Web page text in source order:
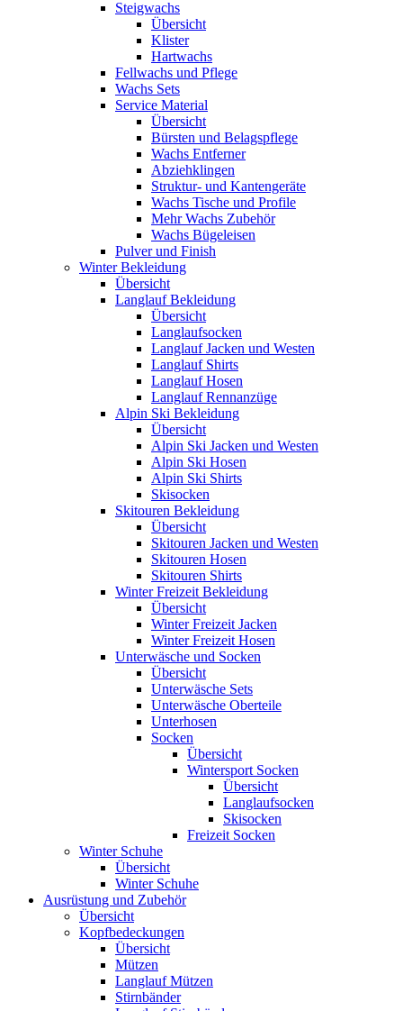
Steigwachs
Übersicht
Klister
Hartwachs
Fellwachs und Pflege
Wachs Sets
Service Material
Übersicht
Bürsten und Belagspflege
Wachs Entferner
Abziehklingen
Struktur- und Kantengeräte
Wachs Tische und Profile
Mehr Wachs Zubehör
Wachs Bügeleisen
Pulver und Finish
Winter Bekleidung
Übersicht
Langlauf Bekleidung
Übersicht
Langlaufsocken
Langlauf Jacken und Westen
Langlauf Shirts
Langlauf Hosen
Langlauf Rennanzüge
Alpin Ski Bekleidung
Übersicht
Alpin Ski Jacken und Westen
Alpin Ski Hosen
Alpin Ski Shirts
Skisocken
Skitouren Bekleidung
Übersicht
Skitouren Jacken und Westen
Skitouren Hosen
Skitouren Shirts
Winter Freizeit Bekleidung
Übersicht
Winter Freizeit Jacken
Winter Freizeit Hosen
Unterwäsche und Socken
Übersicht
Unterwäsche Sets
Unterwäsche Oberteile
Unterhosen
Socken
Übersicht
Wintersport Socken
Übersicht
Langlaufsocken
Skisocken
Freizeit Socken
Winter Schuhe
Übersicht
Winter Schuhe
Ausrüstung und Zubehör
Übersicht
Kopfbedeckungen
Übersicht
Mützen
Langlauf Mützen
Stirnbänder